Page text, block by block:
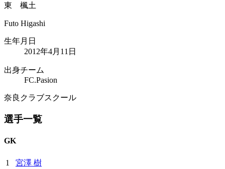
東 楓土
Futo Higashi
生年月日
2012年4月11日
出身チーム
FC.Pasion
奈良クラブスクール
選手一覧
GK
1 宮澤 樹